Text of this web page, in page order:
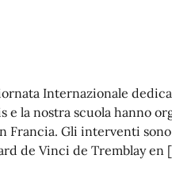
Internazionale
la nostra scuola hanno
Francia. Gli interventi
de Vinci de Tremblay en